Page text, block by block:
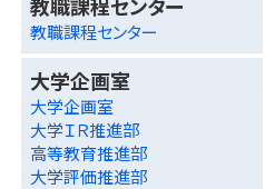
教職課程センター
大学企画室
大学企画室
大学ＩＲ推進部
高等教育推進部
大学評価推進部